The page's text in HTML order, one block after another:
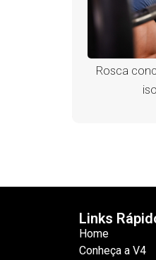
Rosca
Links
Home
Conheça a V4